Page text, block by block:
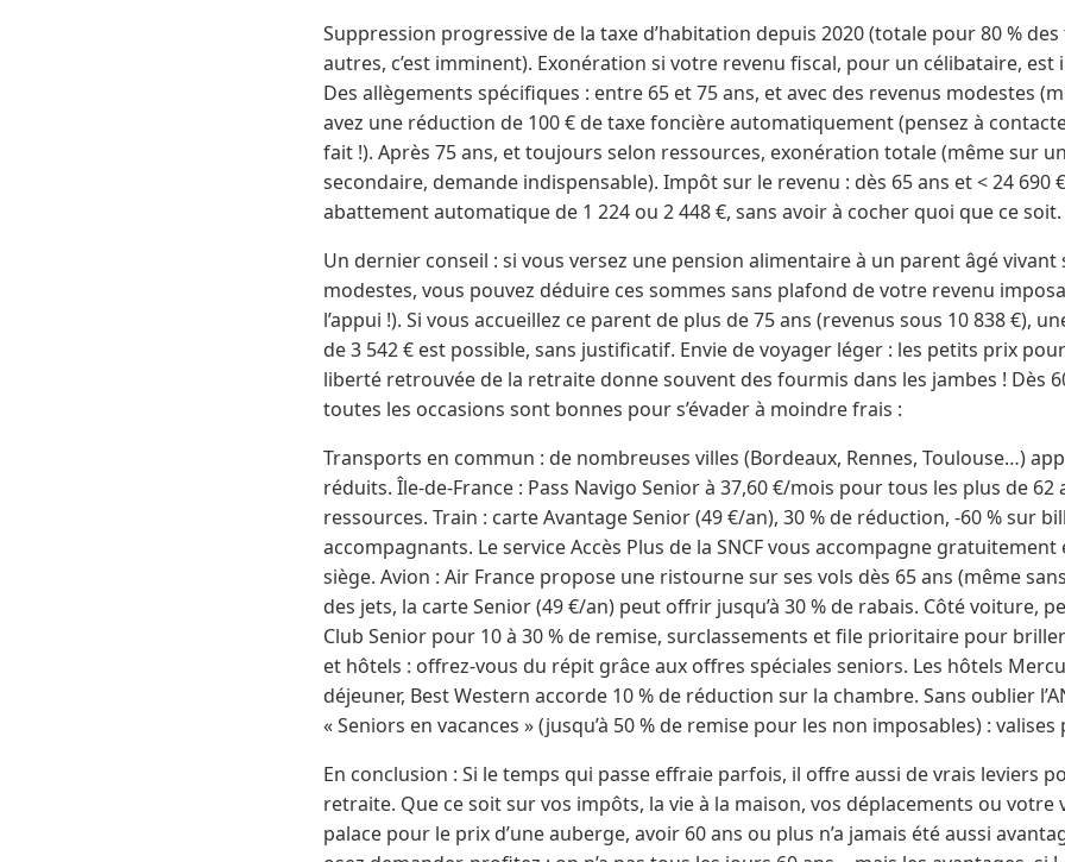
Suppression progressive de la taxe d’habitation depuis 2020 (totale pour 80 %
autres, c’est imminent). Exonération si votre revenu fiscal, pour un célibataire, est
Des allègements spécifiques : entre 65 et 75 ans, et avec des revenus modestes
avez une réduction de 100 € de taxe foncière automatiquement (pensez à
fait !). Après 75 ans, et toujours selon ressources, exonération totale (même sur
secondaire, demande indispensable). Impôt sur le revenu : dès 65 ans et < 24 690
abattement automatique de 1 224 ou 2 448 €, sans avoir à cocher quoi que ce soit.
Un dernier conseil : si vous versez une pension alimentaire à un parent âgé vivant
modestes, vous pouvez déduire ces sommes sans plafond de votre revenu
l’appui !). Si vous accueillez ce parent de plus de 75 ans (revenus sous 10 838 €),
de 3 542 € est possible, sans justificatif. Envie de voyager léger : les petits prix
liberté retrouvée de la retraite donne souvent des fourmis dans les jambes ! Dès
toutes les occasions sont bonnes pour s’évader à moindre frais :
Transports en commun : de nombreuses villes (Bordeaux, Rennes, Toulouse…)
réduits. Île-de-France : Pass Navigo Senior à 37,60 €/mois pour tous les plus de
ressources. Train : carte Avantage Senior (49 €/an), 30 % de réduction, -60 % sur
accompagnants. Le service Accès Plus de la SNCF vous accompagne gratuitement
siège. Avion : Air France propose une ristourne sur ses vols dès 65 ans (même
des jets, la carte Senior (49 €/an) peut offrir jusqu’à 30 % de rabais. Côté voiture,
Club Senior pour 10 à 30 % de remise, surclassements et file prioritaire pour
et hôtels : offrez-vous du répit grâce aux offres spéciales seniors. Les hôtels
déjeuner, Best Western accorde 10 % de réduction sur la chambre. Sans oublier
« Seniors en vacances » (jusqu’à 50 % de remise pour les non imposables) : valises
En conclusion : Si le temps qui passe effraie parfois, il offre aussi de vrais leviers
retraite. Que ce soit sur vos impôts, la vie à la maison, vos déplacements ou votre
palace pour le prix d’une auberge, avoir 60 ans ou plus n’a jamais été aussi